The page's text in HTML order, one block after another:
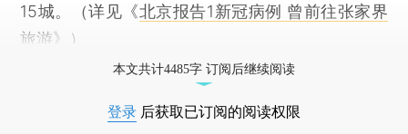
15城。（详见《北京报告1新冠病例 曾前往张家界
旅游》）
本文共计4485字 订阅后继续阅读
登录 后获取已订阅的阅读权限